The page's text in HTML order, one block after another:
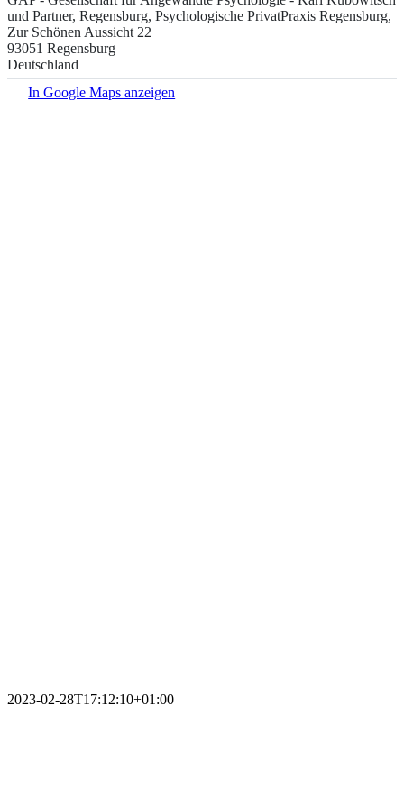
und Partner, Regensburg, Psychologische PrivatPraxis Regensburg,
Zur Schönen Aussicht 22
93051 Regensburg
Deutschland
In Google Maps anzeigen
2023-02-28T17:12:10+01:00